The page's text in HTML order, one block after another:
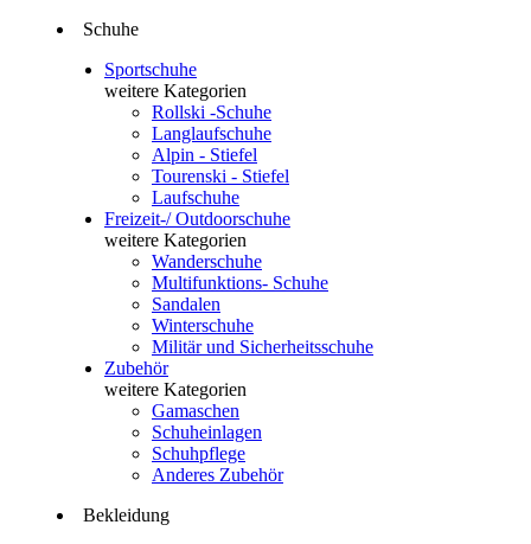
Schuhe
Sportschuhe
weitere Kategorien
Rollski -Schuhe
Langlaufschuhe
Alpin - Stiefel
Tourenski - Stiefel
Laufschuhe
Freizeit-/ Outdoorschuhe
weitere Kategorien
Wanderschuhe
Multifunktions- Schuhe
Sandalen
Winterschuhe
Militär und Sicherheitsschuhe
Zubehör
weitere Kategorien
Gamaschen
Schuheinlagen
Schuhpflege
Anderes Zubehör
Bekleidung